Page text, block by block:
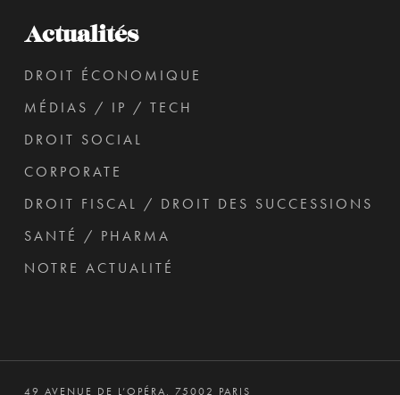
Actualités
DROIT ÉCONOMIQUE
MÉDIAS / IP / TECH
DROIT SOCIAL
CORPORATE
DROIT FISCAL / DROIT DES SUCCESSIONS
SANTÉ / PHARMA
NOTRE ACTUALITÉ
49 AVENUE DE L’OPÉRA, 75002 PARIS